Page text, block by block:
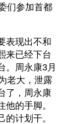
们参加首都
表现出不和
来已经下台
。周永康3月
老大，泄露
了，周永康
的手脚。
计划干。